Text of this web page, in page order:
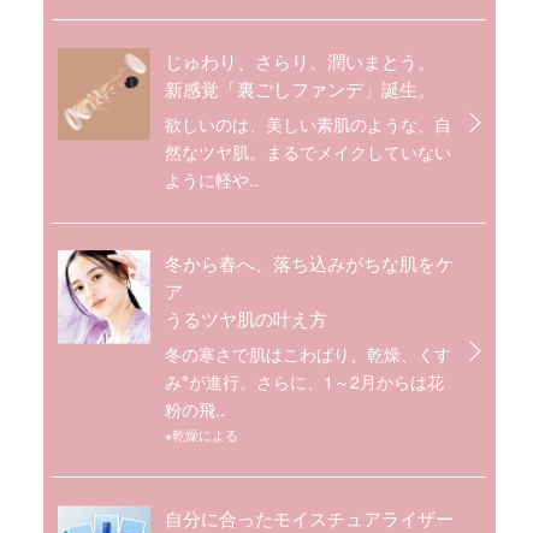
じゅわり、さらり、潤いまとう。
新感覚「裏ごしファンデ」誕生。
欲しいのは、美しい素肌のような、自
然なツヤ肌。まるでメイクしていない
ように軽や..
冬から春へ、落ち込みがちな肌をケ
ア
うるツヤ肌の叶え方
冬の寒さで肌はこわばり、乾燥、くす
み※が進行。さらに、1～2月からは花
粉の飛..
※乾燥による
自分に合ったモイスチュアライザー